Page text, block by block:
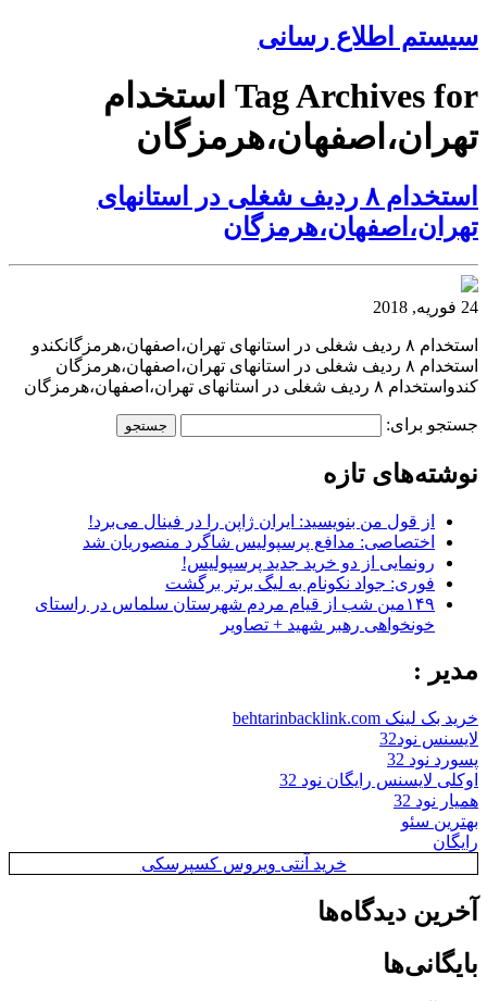
سیستم اطلاع رسانی
Tag Archives for استخدام
تهران،اصفهان،هرمزگان
استخدام ۸ ردیف شغلی در استانهای
تهران،اصفهان،هرمزگان
24 فوریه, 2018
استخدام ۸ ردیف شغلی در استانهای تهران،اصفهان،هرمزگانکندو
استخدام ۸ ردیف شغلی در استانهای تهران،اصفهان،هرمزگان
کندواستخدام ۸ ردیف شغلی در استانهای تهران،اصفهان،هرمزگان
جستجو برای:
نوشته‌های تازه
از قول من بنویسید: ایران ژاپن را در فینال می‌برد!
اختصاصی: مدافع پرسپولیس شاگرد منصوریان شد
رونمایی از دو خرید جدید پرسپولیس!
فوری: جواد نکونام به لیگ برتر برگشت
۱۴۹مین شب از قیام مردم شهرستان سلماس در راستای
خونخواهی رهبر شهید + تصاویر
مدیر :
خرید بک لینک behtarinbacklink.com
لایسنس نود32
پسورد نود 32
اوکلی لایسنس رایگان نود 32
همیار نود 32
بهترین سئو
رایگان
خرید آنتی ویروس کسپرسکی
آخرین دیدگاه‌ها
بایگانی‌ها